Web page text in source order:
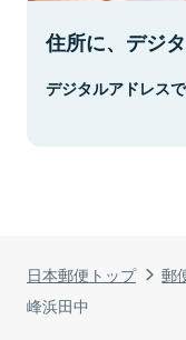
日本郵便トップ 郵
峰浜田中
住所に、デジ
デジタルアドレス